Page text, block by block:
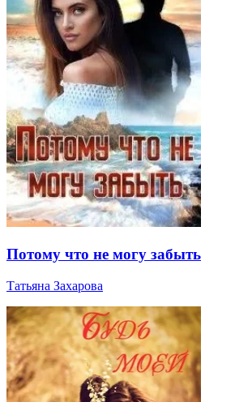
Потому что не могу забыть
Татьяна Захарова